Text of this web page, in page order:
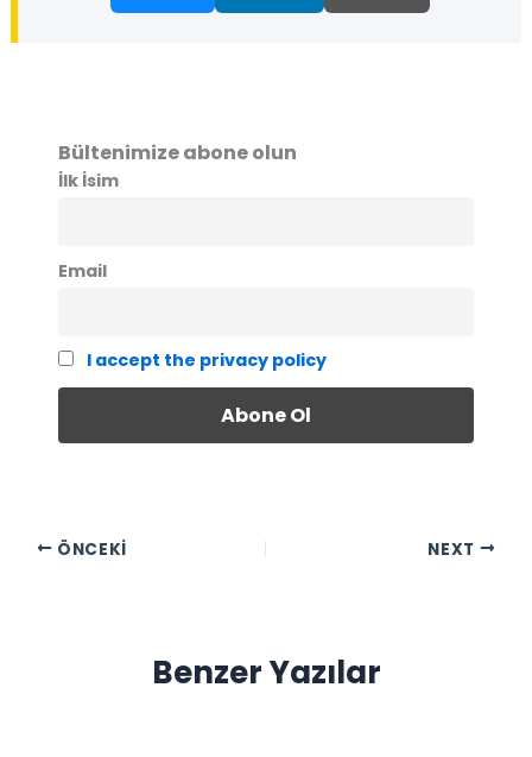
Bültenimize abone olun
İlk İsim
Email
I accept the privacy policy
ÖNCEKI NEXT
Benzer Yazılar